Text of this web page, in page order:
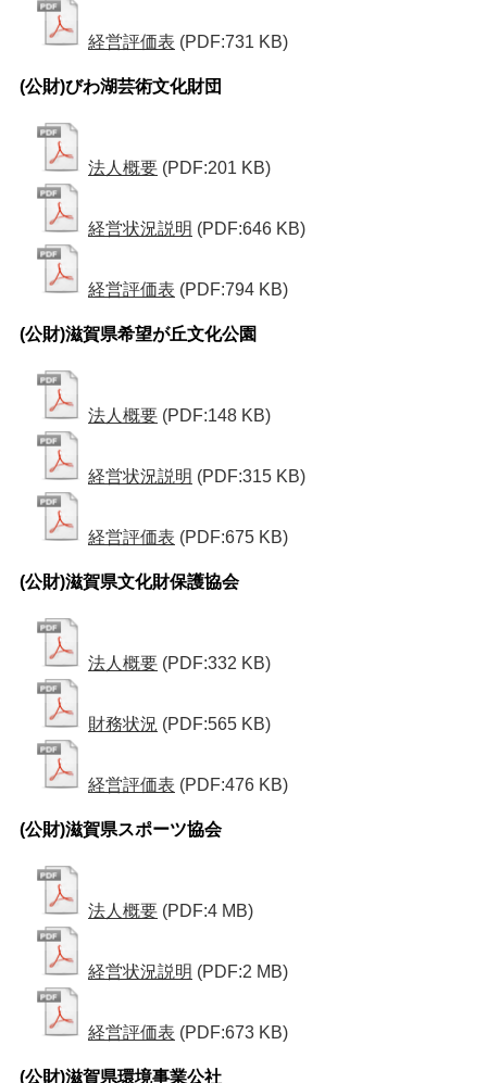
経営評価表 (PDF:731 KB)
(公財)びわ湖芸術文化財団
法人概要 (PDF:201 KB)
経営状況説明 (PDF:646 KB)
経営評価表 (PDF:794 KB)
(公財)滋賀県希望が丘文化公園
法人概要 (PDF:148 KB)
経営状況説明 (PDF:315 KB)
経営評価表 (PDF:675 KB)
(公財)滋賀県文化財保護協会
法人概要 (PDF:332 KB)
財務状況 (PDF:565 KB)
経営評価表 (PDF:476 KB)
(公財)滋賀県スポーツ協会
法人概要 (PDF:4 MB)
経営状況説明 (PDF:2 MB)
経営評価表 (PDF:673 KB)
(公財)滋賀県環境事業公社